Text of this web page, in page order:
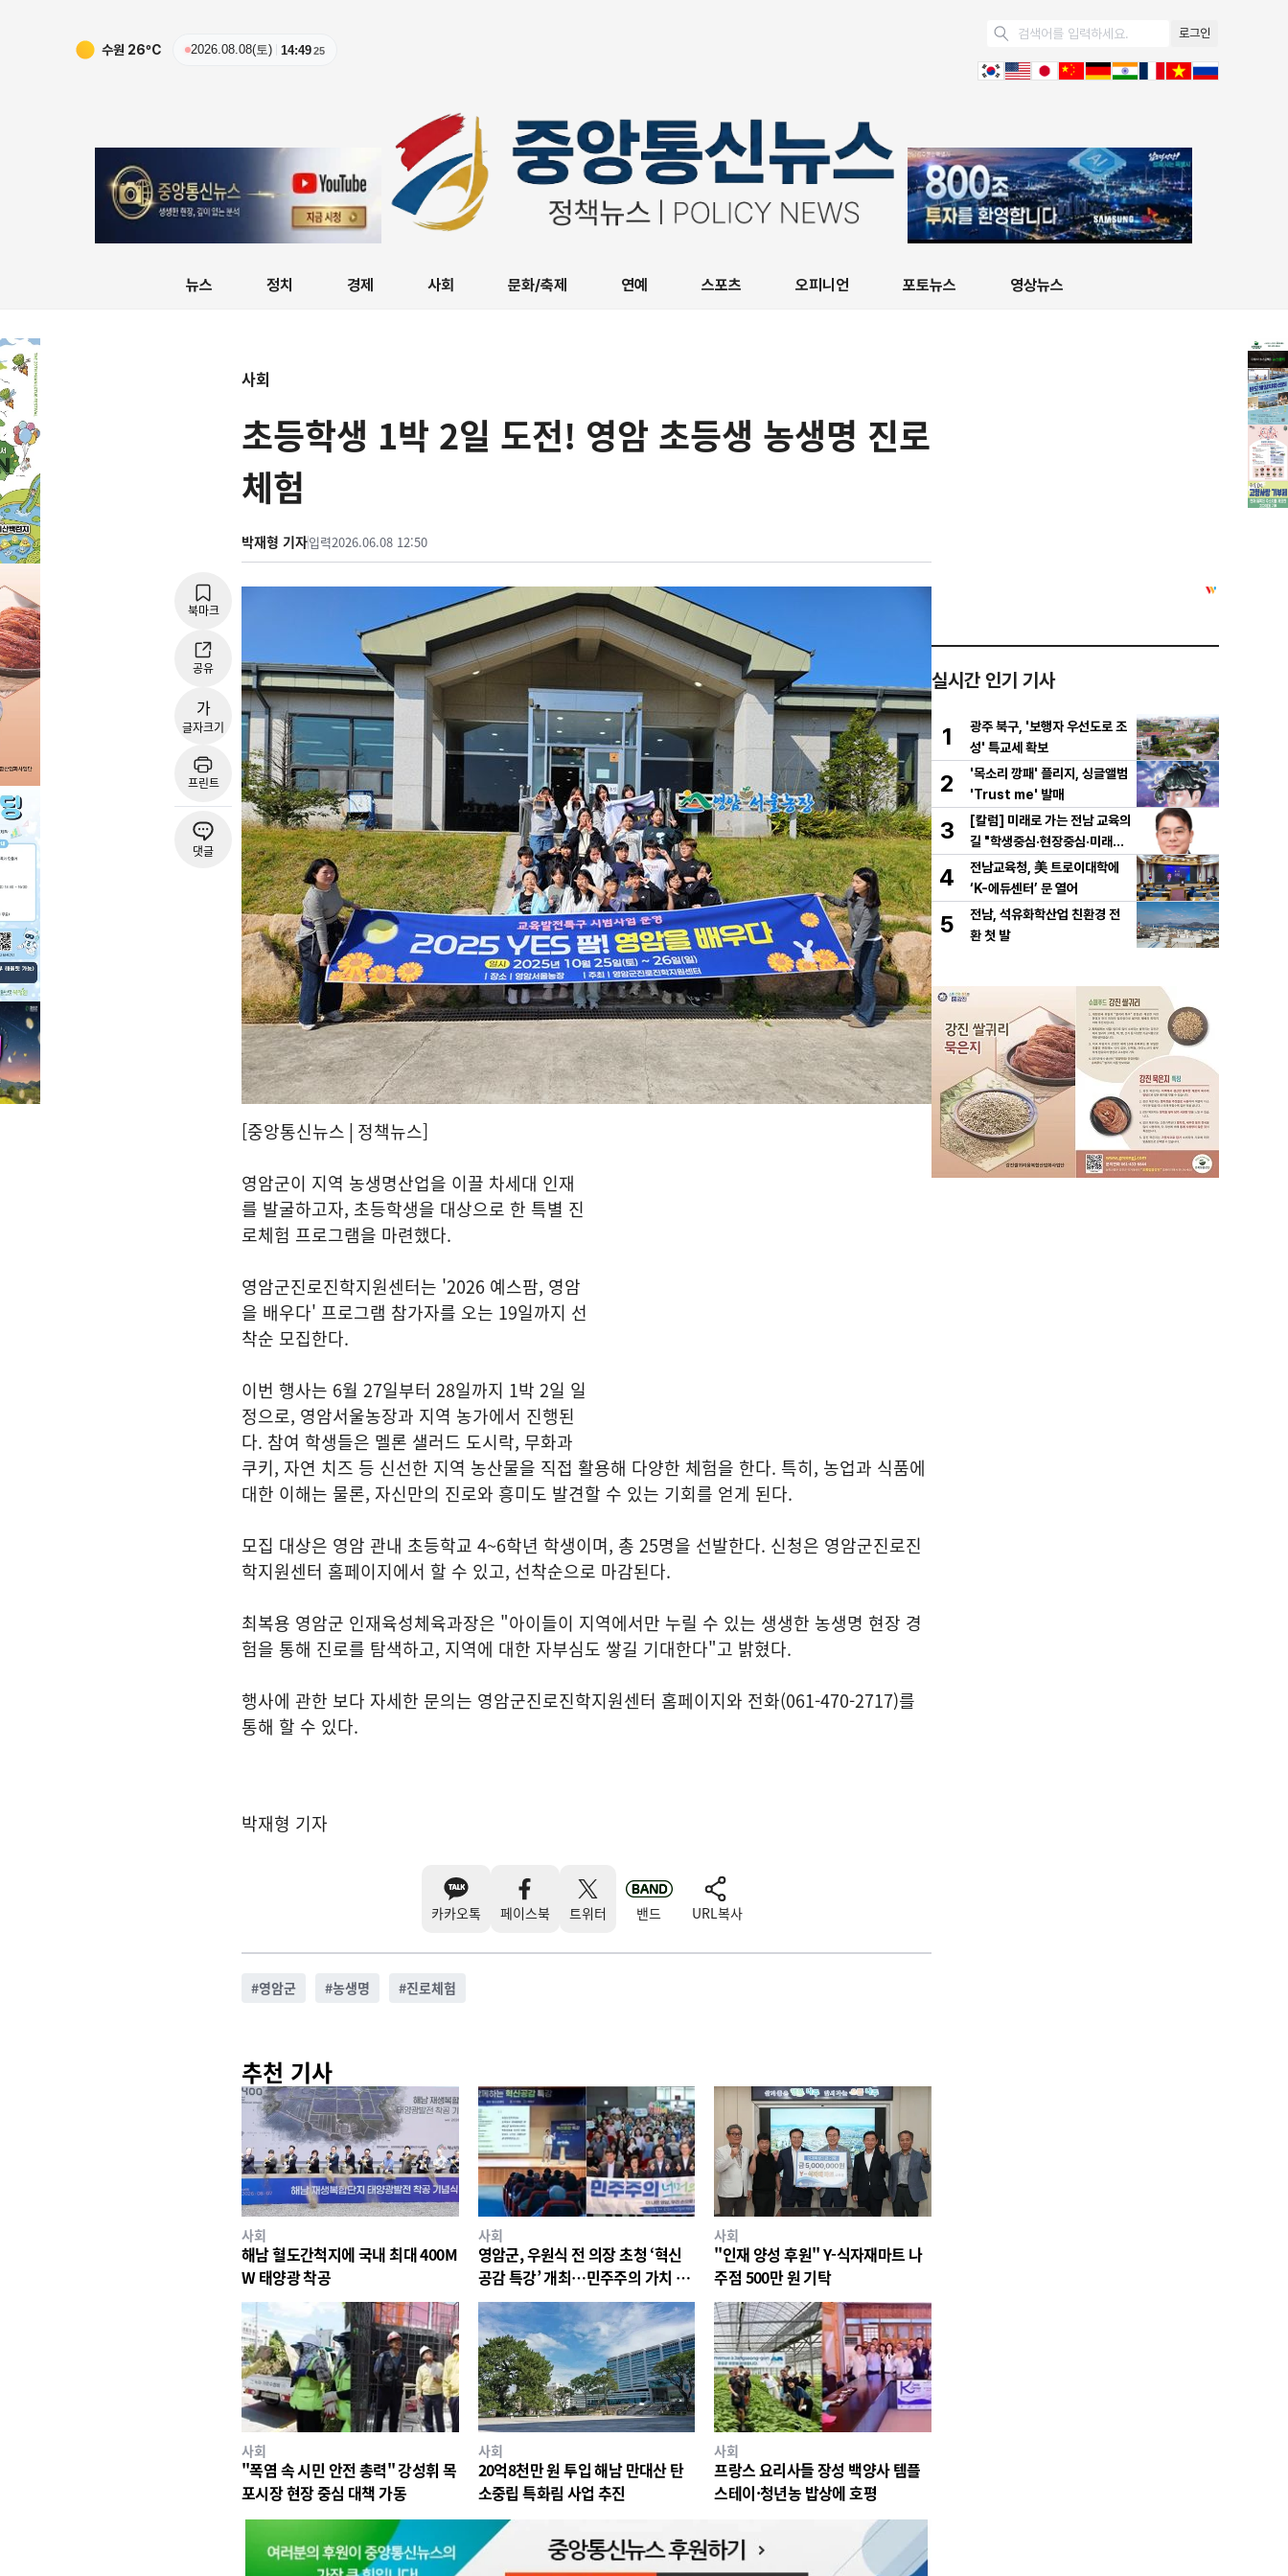
수원 26ºC 2026.08.08(토) 14:4927
로그인
뉴스 정치 경제 사회 문화/축제 연예 스포츠 오피니언 포토뉴스 영상뉴스
사회
초등학생 1박 2일 도전! 영암 초등생 농생명 진로
체험
박재형 기자입력2026.06.08 12:50
북마크
공유
가
글자크기
프린트
댓글
[중앙통신뉴스│정책뉴스]
영암군이 지역 농생명산업을 이끌 차세대 인재
를 발굴하고자, 초등학생을 대상으로 한 특별 진
로체험 프로그램을 마련했다.
영암군진로진학지원센터는 '2026 예스팜, 영암
을 배우다' 프로그램 참가자를 오는 19일까지 선
착순 모집한다.
이번 행사는 6월 27일부터 28일까지 1박 2일 일
정으로, 영암서울농장과 지역 농가에서 진행된
다. 참여 학생들은 멜론 샐러드 도시락, 무화과
쿠키, 자연 치즈 등 신선한 지역 농산물을 직접 활용해 다양한 체험을 한다. 특히, 농업과 식품에
대한 이해는 물론, 자신만의 진로와 흥미도 발견할 수 있는 기회를 얻게 된다.
모집 대상은 영암 관내 초등학교 4~6학년 학생이며, 총 25명을 선발한다. 신청은 영암군진로진
학지원센터 홈페이지에서 할 수 있고, 선착순으로 마감된다.
최복용 영암군 인재육성체육과장은 "아이들이 지역에서만 누릴 수 있는 생생한 농생명 현장 경
험을 통해 진로를 탐색하고, 지역에 대한 자부심도 쌓길 기대한다"고 밝혔다.
행사에 관한 보다 자세한 문의는 영암군진로진학지원센터 홈페이지와 전화(061-470-2717)를
통해 할 수 있다.
박재형 기자
카카오톡 페이스북 트위터 밴드 URL복사
#영암군 #농생명 #진로체험
추천 기사
사회
해남 혈도간척지에 국내 최대 400M
W 태양광 착공
사회
영암군, 우원식 전 의장 초청 ‘혁신
공감 특강’ 개최…민주주의 가치 공
유
사회
"인재 양성 후원" Y-식자재마트 나
주점 500만 원 기탁
사회
"폭염 속 시민 안전 총력" 강성휘 목
포시장 현장 중심 대책 가동
사회
20억8천만 원 투입 해남 만대산 탄
소중립 특화림 사업 추진
사회
프랑스 요리사들 장성 백양사 템플
스테이·청년농 밥상에 호평
실시간 인기 기사
1
광주 북구, '보행자 우선도로 조
성' 특교세 확보
2
'목소리 깡패' 플리지, 싱글앨범
'Trust me' 발매
3
[칼럼] 미래로 가는 전남 교육의
길 "학생중심·현장중심·미래중
심"
4
전남교육청, 美 트로이대학에
‘K-에듀센터’ 문 열어
5
전남, 석유화학산업 친환경 전
환 첫 발